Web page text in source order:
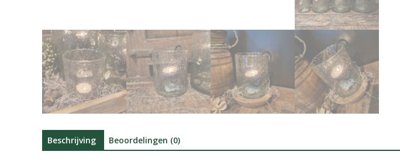
Beschrijving Beoordelingen (0)